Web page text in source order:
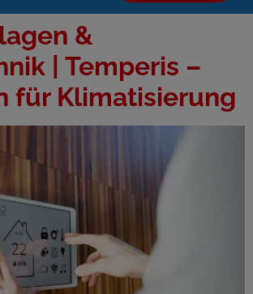
&
| Temperis –
für Klimatisierung